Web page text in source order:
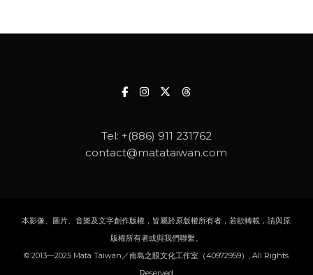
Tel: +(886) 911 231762
contact@matataiwan.com
本影像、圖片、音樂及文字創作版權，皆屬於原版權所有者，若欲轉載，請與原
版權所有者或與我們聯繫。
© 2013—2025 Mata Taiwan／南島之眼文化工作室（40972959）, All Rights
Reserved